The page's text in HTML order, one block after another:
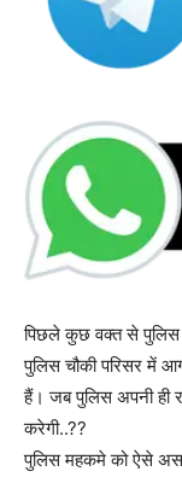
पिछले कुछ वक्त से
पुलिस चौकी परिसर में
हैं। जब पुलिस अपनी ही
करेगी..??
पुलिस महकमे को ऐसे